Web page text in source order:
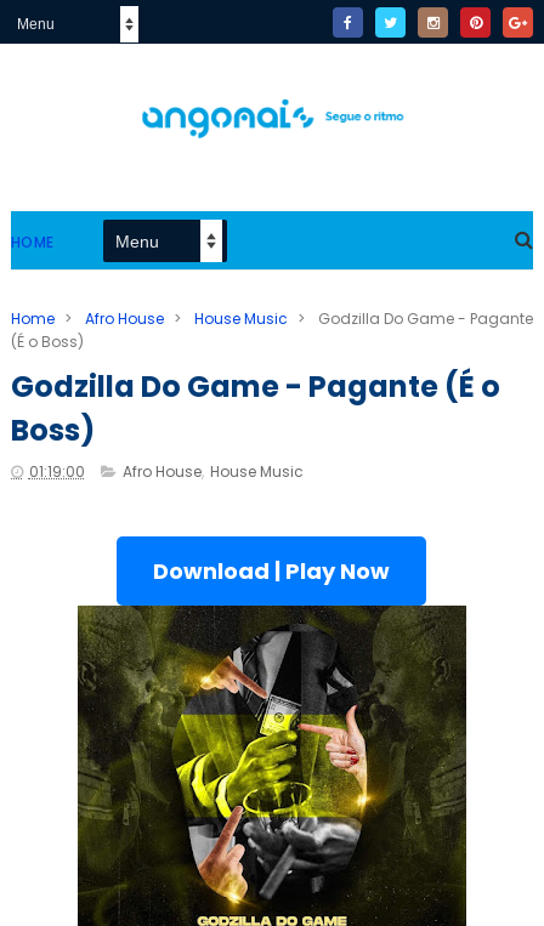
HOME
Home > Afro House > House Music >
Godzilla Do Game - Pagante
(É o Boss)
Godzilla Do Game - Pagante (É o
Boss)
01:19:00 Afro House, House Music
Download | Play Now